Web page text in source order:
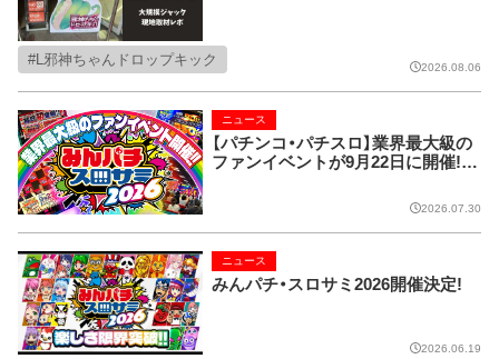
L邪神ちゃんドロップキック 2026.08.06
【パチンコ・パチスロ】業界最大級の
ファンイベントが9月22日に開催!!
ニュース
2026.07.30
みんパチ・スロサミ2026開催決定!
ニュース
2026.06.19